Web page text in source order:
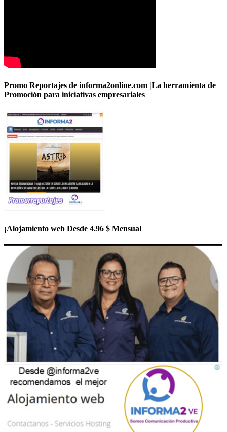
Promo Reportajes de informa2online.com |La herramienta de
Promoción para iniciativas empresariales
¡Alojamiento web Desde 4.96 $ Mensual